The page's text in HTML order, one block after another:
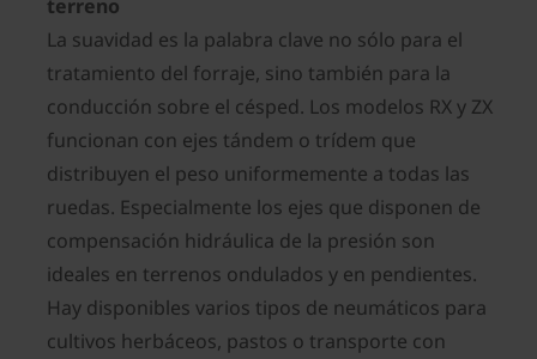
terreno
La suavidad es la palabra clave no sólo para el
tratamiento del forraje, sino también para la
conducción sobre el césped. Los modelos RX y ZX
funcionan con ejes tándem o trídem que
distribuyen el peso uniformemente a todas las
ruedas. Especialmente los ejes que disponen de
compensación hidráulica de la presión son
ideales en terrenos ondulados y en pendientes.
Hay disponibles varios tipos de neumáticos para
cultivos herbáceos, pastos o transporte con